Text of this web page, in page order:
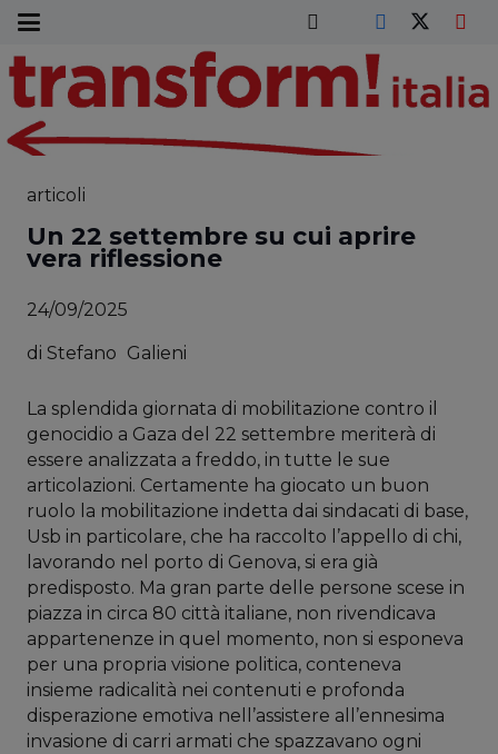
articoli
Un 22 settembre su cui aprire
vera riflessione
24/09/2025
di Stefano Galieni
La splendida giornata di mobilitazione contro il
genocidio a Gaza del 22 settembre meriterà di
essere analizzata a freddo, in tutte le sue
articolazioni. Certamente ha giocato un buon
ruolo la mobilitazione indetta dai sindacati di base,
Usb in particolare, che ha raccolto l’appello di chi,
lavorando nel porto di Genova, si era già
predisposto. Ma gran parte delle persone scese in
piazza in circa 80 città italiane, non rivendicava
appartenenze in quel momento, non si esponeva
per una propria visione politica, conteneva
insieme radicalità nei contenuti e profonda
disperazione emotiva nell’assistere all’ennesima
invasione di carri armati che spazzavano ogni